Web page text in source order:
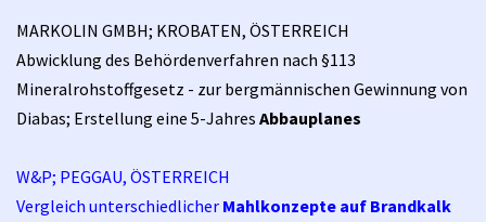
MARKOLIN GMBH; KROBATEN, ÖSTERREICH
Abwicklung des Behördenverfahren nach §113
Mineralrohstoffgesetz - zur bergmännischen Gewinnung von
Diabas; Erstellung eine 5-Jahres Abbauplanes
W&P; PEGGAU, ÖSTERREICH
Vergleich unterschiedlicher Mahlkonzepte auf Brandkalk